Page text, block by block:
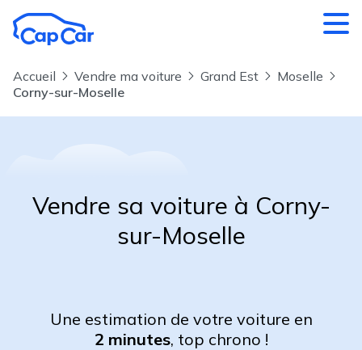
Accueil Vendre ma voiture Grand Est
Moselle
Corny-sur-Moselle
Vendre sa voiture à Corny-
sur-Moselle
Une estimation de votre voiture en
2 minutes, top chrono !